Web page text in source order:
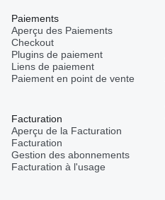
Paiements
Aperçu des Paiements
Checkout
Plugins de paiement
Liens de paiement
Paiement en point de vente
Facturation
Aperçu de la Facturation
Facturation
Gestion des abonnements
Facturation à l'usage